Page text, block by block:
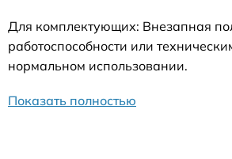
Для комплектующих: Внезапная
работоспособности или
нормальном использовании.
Показать полностью